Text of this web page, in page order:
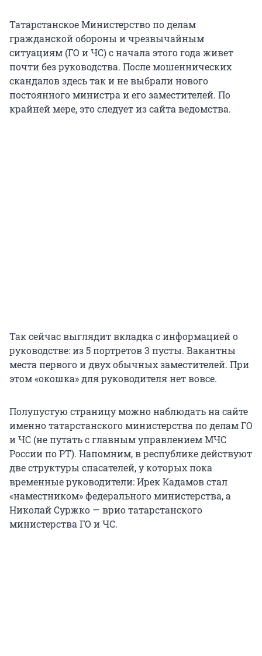
Татарстанское Министерство по делам
гражданской обороны и чрезвычайным
ситуациям (ГО и ЧС) с начала этого года живет
почти без руководства. После мошеннических
скандалов здесь так и не выбрали нового
постоянного министра и его заместителей. По
крайней мере, это следует из сайта ведомства.
Так сейчас выглядит вкладка с информацией о
руководстве: из 5 портретов 3 пусты. Вакантны
места первого и двух обычных заместителей. При
этом «окошка» для руководителя нет вовсе.
Полупустую страницу можно наблюдать на сайте
именно татарстанского министерства по делам ГО
и ЧС (не путать с главным управлением МЧС
России по РТ). Напомним, в республике действуют
две структуры спасателей, у которых пока
временные руководители: Ирек Кадамов стал
«наместником» федерального министерства, а
Николай Суржко — врио татарстанского
министерства ГО и ЧС.